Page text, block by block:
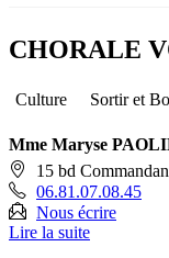
CHORALE
Culture Sortir et
Mme Maryse
15 bd
06.81.07.08.45
Nous écrire
Lire la suite